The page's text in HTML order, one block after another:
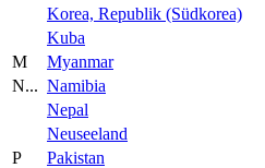
Korea, Republik (Südkorea)
Kuba
M
Myanmar
N... Namibia
Nepal
Neuseeland
P
Pakistan